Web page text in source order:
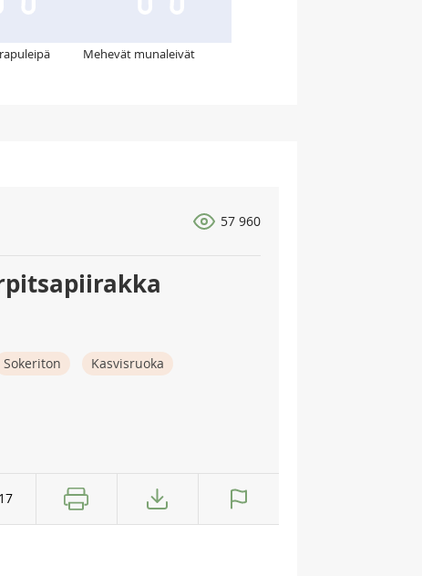
Mehevät munaleivät
57 960
Sokeriton Kasvisruoka
17